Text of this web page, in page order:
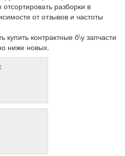
разборки в
от отзывов и частоты
купить контрактные б\у запчасти
ниже новых.